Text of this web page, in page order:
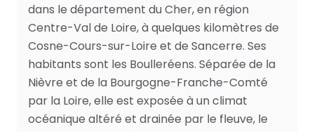
dans le département du Cher, en région
Centre-Val de Loire, à quelques kilomètres de
Cosne-Cours-sur-Loire et de Sancerre. Ses
habitants sont les Boulleréens. Séparée de la
Nièvre et de la Bourgogne-Franche-Comté
par la Loire, elle est exposée à un climat
océanique altéré et drainée par le fleuve, le